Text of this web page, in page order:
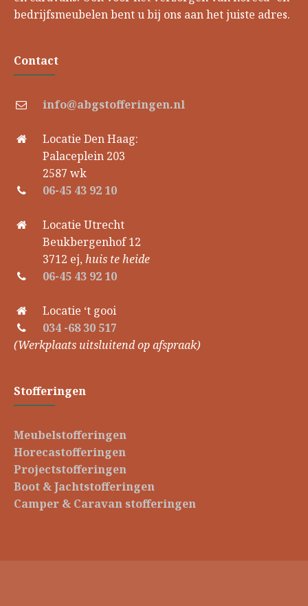
bedrijfsmeubelen bent u bij ons aan het juiste adres.
Contact
info@abgstofferingen.nl
Locatie Den Haag:
Palaceplein 203
2587 wk
06-45 43 92 10
Locatie Utrecht
Beukbergenhof 12
3712 ej, huis te heide
06-45 43 92 10
Locatie ‘t gooi
034 -68 30 517
(Werkplaats uitsluitend op afspraak)
Stofferingen
Meubelstofferingen
Horecastofferingen
Projectstofferingen
Boot & Jachtstofferingen
Camper & Caravan stofferingen